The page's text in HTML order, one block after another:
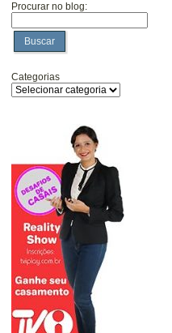
Procurar no blog:
Buscar
Categorias